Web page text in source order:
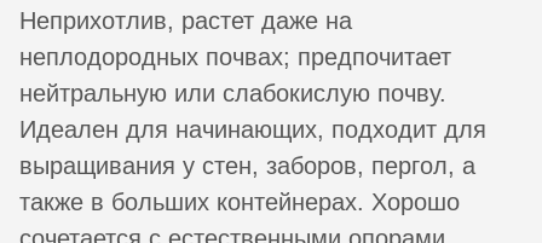
Неприхотлив, растет даже на
неплодородных почвах; предпочитает
нейтральную или слабокислую почву.
Идеален для начинающих, подходит для
выращивания у стен, заборов, пергол, а
также в больших контейнерах. Хорошо